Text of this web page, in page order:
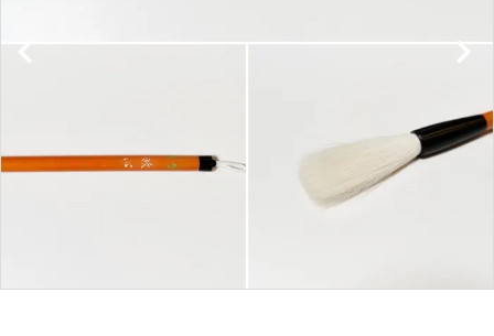
ご利用ガイド
特定商取引法について